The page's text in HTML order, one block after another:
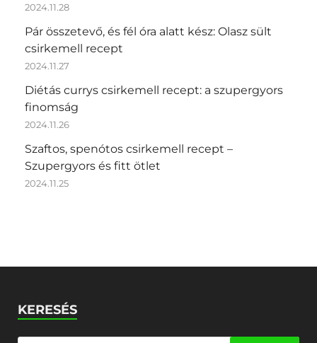
2024.11.28
Pár összetevő, és fél óra alatt kész: Olasz sült
csirkemell recept
2024.11.27
Diétás currys csirkemell recept: a szupergyors
finomság
2024.11.26
Szaftos, spenótos csirkemell recept –
Szupergyors és fitt ötlet
2024.11.25
KERESÉS